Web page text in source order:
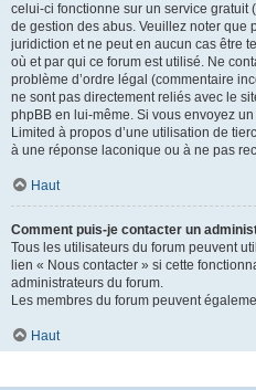
celui-ci fonctionne sur un service gratuit
de gestion des abus. Veuillez noter que
juridiction et ne peut en aucun cas être
où et par qui ce forum est utilisé. Ne
problème d’ordre légal (commentaire
ne sont pas directement reliés avec le
phpBB en lui-même. Si vous envoyez
Limited à propos d’une utilisation de
à une réponse laconique ou à ne pas
Haut
Comment puis-je contacter un
Tous les utilisateurs du forum peuvent
lien « Nous contacter » si cette
administrateurs du forum.
Les membres du forum peuvent
Haut